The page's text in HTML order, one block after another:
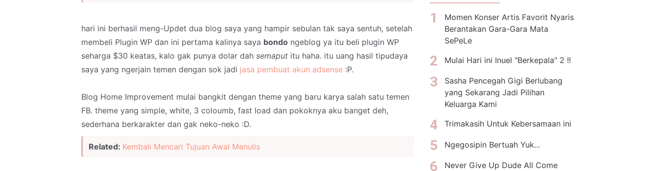
hari ini berhasil meng-Updet dua blog saya yang hampir sebulan tak saya sentuh, setelah
membeli Plugin WP dan ini pertama kalinya saya bondo ngeblog ya itu beli plugin WP
seharga $30 keatas, kalo gak punya dolar dah semaput itu haha. itu uang hasil tipudaya
saya yang ngerjain temen dengan sok jadi jasa pembuat akun adsense :P.
Blog Home Improvement mulai bangkit dengan theme yang baru karya salah satu temen
FB. theme yang simple, white, 3 coloumb, fast load dan pokoknya aku banget deh,
sederhana berkarakter dan gak neko-neko :D.
Related: Kembali Mencari Tujuan Awal Menulis
Momen Konser Artis Favorit Nyaris
Berantakan Gara-Gara Mata
SePeLe
Mulai Hari ini Inuel "Berkepala" 2 !!
Sasha Pencegah Gigi Berlubang
yang Sekarang Jadi Pilihan
Keluarga Kami
Trimakasih Untuk Kebersamaan ini
Ngegosipin Bertuah Yuk...
Never Give Up Dude All Come